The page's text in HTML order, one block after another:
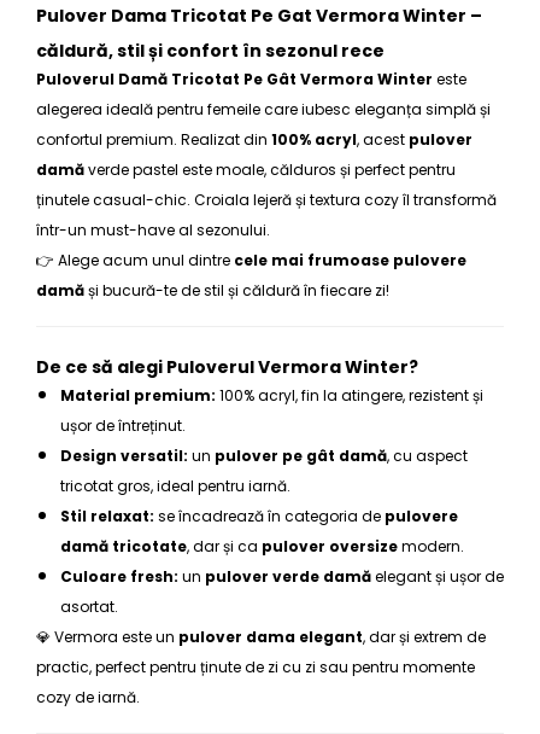
Pulover Dama Tricotat Pe Gat Vermora Winter –
căldură, stil și confort în sezonul rece
Puloverul Damă Tricotat Pe Gât Vermora Winter este
alegerea ideală pentru femeile care iubesc eleganța simplă și
confortul premium. Realizat din 100% acryl, acest pulover
damăverde pastel este moale, călduros și perfect pentru
ținutele casual-chic. Croiala lejeră și textura cozy îl transformă
într-un must-have al sezonului.
👉 Alege acum unul dintre cele mai frumoase pulovere
damăși bucură-te de stil și căldură în fiecare zi!
De ce să alegi Puloverul Vermora Winter?
Material premium: 100% acryl, fin la atingere, rezistent și
ușor de întreținut.
Design versatil: un pulover pe gât damă, cu aspect
tricotat gros, ideal pentru iarnă.
Stil relaxat: se încadrează în categoria de pulovere
damă tricotate, dar și ca pulover oversizemodern.
Culoare fresh: un pulover verde damăelegant și ușor de
asortat.
💎 Vermora este un pulover dama elegant, dar și extrem de
practic, perfect pentru ținute de zi cu zi sau pentru momente
cozy de iarnă.